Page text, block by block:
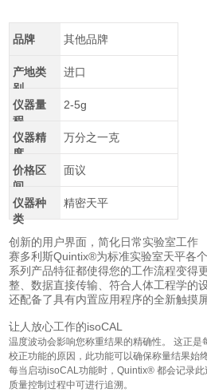
品牌 其他品牌
产地类
别
进口
仪器量
程
2-5g
仪器精
度
万分之一克
价格区
间
面议
仪器种
类
精密天平
创新的用户界面，简化日常实验室工作
赛多利斯Quintix®为标准实验室天平各
系列产品特征都使得您的工作流程变得
整、数据直接传输、符合人体工程学的
还配备了具有内置应用程序的全新触摸
让人放心工作的isoCAL
温度波动会影响您称重结果的精确性。 这正
校正功能的原因，此功能可以确保称量结果始
每当启动isoCAL功能时，Quintix® 都会记录
质量控制过程中可进行追溯。